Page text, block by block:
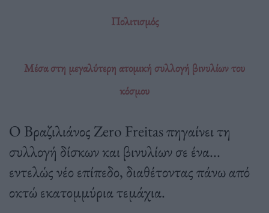
Πολιτισμός
Μέσα στη μεγαλύτερη ατομική συλλογή βινυλίων του
κόσμου
Ο Βραζιλιάνος Zero Freitas πηγαίνει τη
συλλογή δίσκων και βινυλίων σε ένα...
εντελώς νέο επίπεδο, διαθέτοντας πάνω από
οκτώ εκατομμύρια τεμάχια.